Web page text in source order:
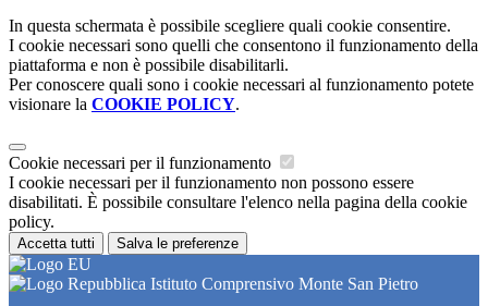
In questa schermata è possibile scegliere quali cookie consentire.
I cookie necessari sono quelli che consentono il funzionamento della
piattaforma e non è possibile disabilitarli.
Per conoscere quali sono i cookie necessari al funzionamento potete
visionare la COOKIE POLICY.
Cookie necessari per il funzionamento
I cookie necessari per il funzionamento non possono essere
disabilitati. È possibile consultare l'elenco nella pagina della cookie
policy.
Accetta tutti Salva le preferenze
Istituto Comprensivo Monte San Pietro